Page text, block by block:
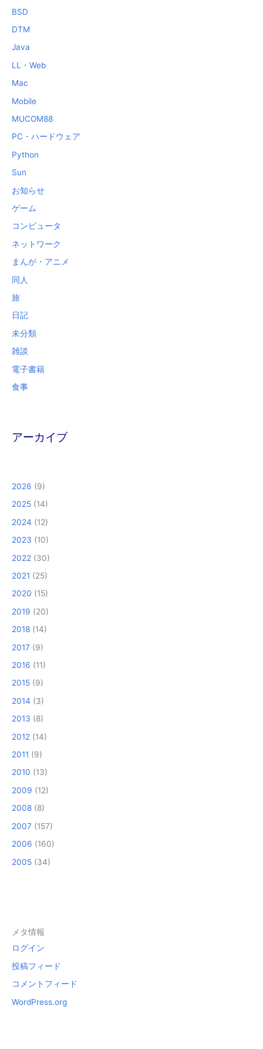
BSD
DTM
Java
LL・Web
Mac
Mobile
MUCOM88
PC・ハードウェア
Python
Sun
お知らせ
ゲーム
コンピュータ
ネットワーク
まんが・アニメ
同人
旅
日記
未分類
雑談
電子書籍
食事
アーカイブ
2026 (9)
2025 (14)
2024 (12)
2023 (10)
2022 (30)
2021 (25)
2020 (15)
2019 (20)
2018 (14)
2017 (9)
2016 (11)
2015 (9)
2014 (3)
2013 (8)
2012 (14)
2011 (9)
2010 (13)
2009 (12)
2008 (8)
2007 (157)
2006 (160)
2005 (34)
メタ情報
ログイン
投稿フィード
コメントフィード
WordPress.org